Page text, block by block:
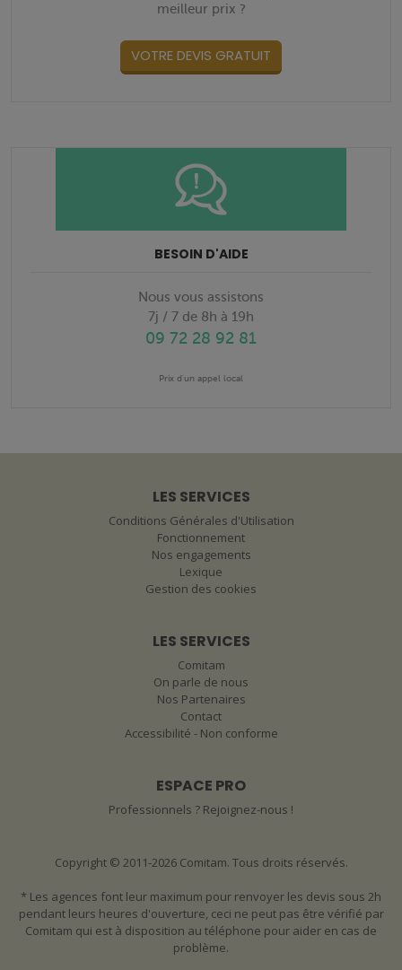
meilleur prix ?
VOTRE DEVIS GRATUIT
BESOIN D'AIDE
Nous vous assistons
7j / 7 de 8h à 19h
09 72 28 92 81
Prix d'un appel local
LES SERVICES
Conditions Générales d'Utilisation
Fonctionnement
Nos engagements
Lexique
Gestion des cookies
LES SERVICES
Comitam
On parle de nous
Nos Partenaires
Contact
Accessibilité - Non conforme
ESPACE PRO
Professionnels ? Rejoignez-nous !
Copyright © 2011-2026 Comitam. Tous droits réservés.
* Les agences font leur maximum pour renvoyer les devis sous 2h
pendant leurs heures d'ouverture, ceci ne peut pas être vérifié par
Comitam qui est à disposition au téléphone pour aider en cas de
problème.